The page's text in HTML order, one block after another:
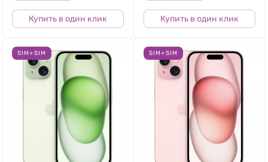
Купить в один клик Купить в один клик
SIM+SIM SIM+SIM